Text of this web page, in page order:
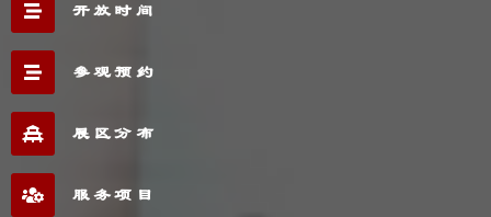
开放时间
参观预约
展区分布
服务项目